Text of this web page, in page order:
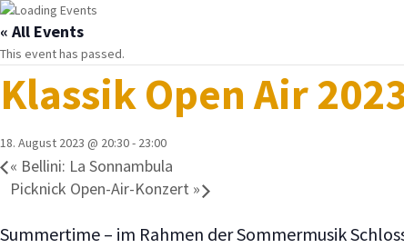
« All Events
This event has passed.
Klassik Open Air
18. August 2023 @ 20:30- 23:00
« Bellini: La Sonnambula
Picknick Open-Air-Konzert »
Summertime – im Rahmen der Sommermusik